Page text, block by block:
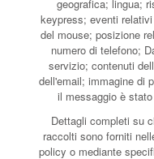
geografica; lingua;
keypress; eventi
del mouse; posizione
numero di telefono;
servizio; contenuti
dell'email; immagine di
il messaggio è
Dettagli completi su
raccolti sono forniti
policy o mediante